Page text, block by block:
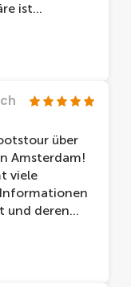
ist
über
Amsterdam!
viele
und deren